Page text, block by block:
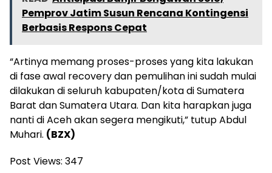
Pemprov Jatim Susun Rencana Kontingensi
Berbasis Respons Cepat
“Artinya memang proses-proses yang kita lakukan
di fase awal recovery dan pemulihan ini sudah mulai
dilakukan di seluruh kabupaten/kota di Sumatera
Barat dan Sumatera Utara. Dan kita harapkan juga
nanti di Aceh akan segera mengikuti,” tutup Abdul
Muhari. (BZX)
Post Views: 347